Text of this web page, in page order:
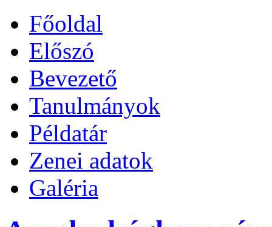
Főoldal
Előszó
Bevezető
Tanulmányok
Példatár
Zenei adatok
Galéria